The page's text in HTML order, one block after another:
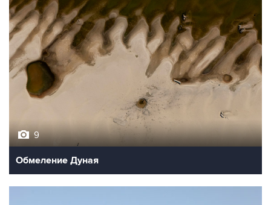
9
Обмеление Дуная